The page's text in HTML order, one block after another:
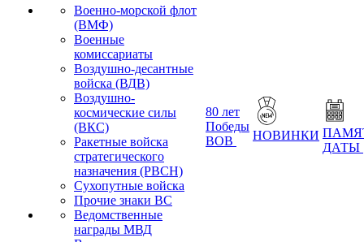
Военно-морской флот
(ВМФ)
Военные
комиссариаты
Воздушно-десантные
войска (ВДВ)
Воздушно-
космические силы
(ВКС)
Ракетные войска
стратегического
назначения (РВСН)
Сухопутные войска
Прочие знаки ВС
Ведомственные
награды МВД
80 лет
Победы
ВОВ
НОВИНКИ
ДАТЫ